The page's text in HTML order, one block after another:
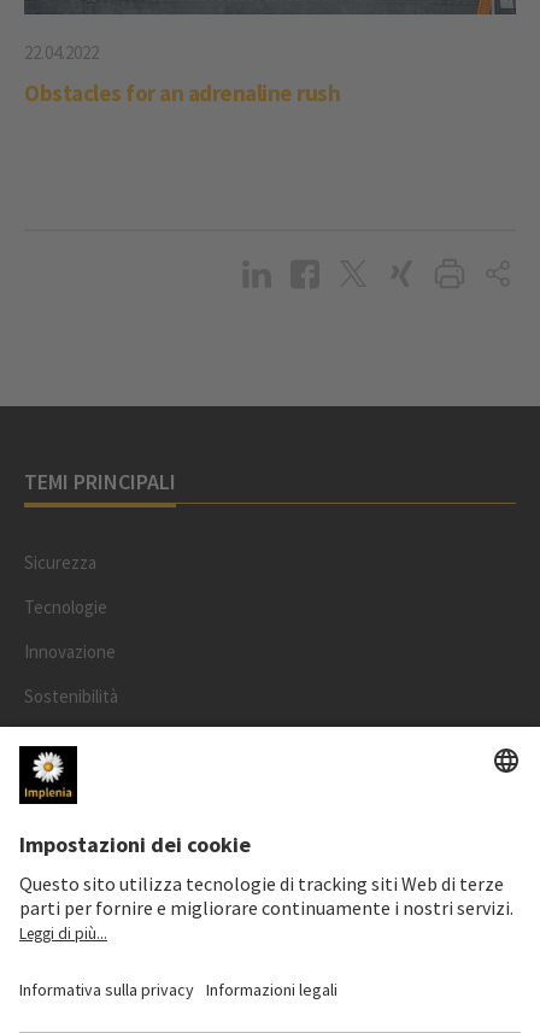
22.04.2022
Obstacles for an adrenaline rush
TEMI PRINCIPALI
Sicurezza
Tecnologie
Innovazione
Sostenibilità
Progetti
Persone
Informazioni legali
Informativa cookie e social media